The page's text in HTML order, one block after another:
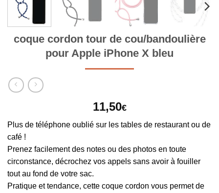
coque cordon tour de cou/bandoulière
pour Apple iPhone X bleu
11,50€
Plus de téléphone oublié sur les tables de restaurant ou de
café !
Prenez facilement des notes ou des photos en toute
circonstance, décrochez vos appels sans avoir à fouiller
tout au fond de votre sac.
Pratique et tendance, cette coque cordon vous permet de